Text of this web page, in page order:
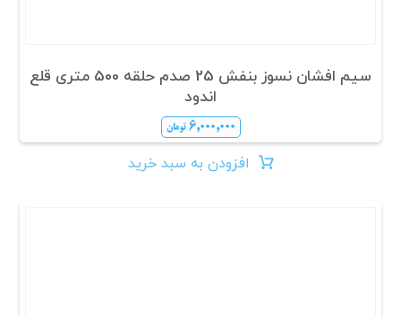
سیم افشان نسوز بنفش 25 صدم حلقه 500 متری قلع
اندود
۶,۰۰۰,۰۰۰ تومان
افزودن به سبد خرید